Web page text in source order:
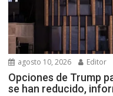
agosto 10, 2026 Editor
Opciones de Trump
se han reducido,